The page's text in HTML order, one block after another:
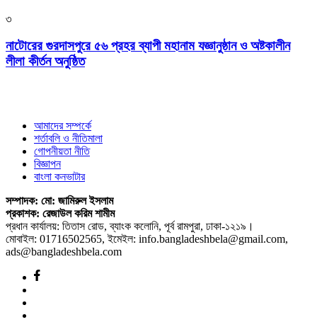
৩
নাটোরের গুরদাসপুরে ৫৬ প্রহর ব্যাপী মহানাম যজ্ঞানুষ্ঠান ও অষ্টকালীন
লীলা কীর্তন অনুষ্ঠিত
আমাদের সম্পর্কে
শর্তাবলি ও নীতিমালা
গোপনীয়তা নীতি
বিজ্ঞাপন
বাংলা কনভাটার
সম্পাদক: মো: জামিরুল ইসলাম
প্রকাশক: রেজাউল করিম শামীম
প্রধান কার্যালয়: তিতাস রোড, ব্যাংক কলোনি, পূর্ব রামপুরা, ঢাকা-১২১৯।
মোবাইল: 01716502565, ইমেইল: info.bangladeshbela@gmail.com,
ads@bangladeshbela.com